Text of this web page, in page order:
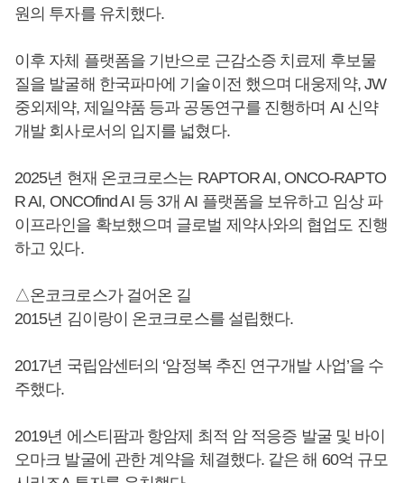
원의 투자를 유치했다.
이후 자체 플랫폼을 기반으로 근감소증 치료제 후보물
질을 발굴해 한국파마에 기술이전 했으며 대웅제약, JW
중외제약, 제일약품 등과 공동연구를 진행하며 AI 신약
개발 회사로서의 입지를 넓혔다.
2025년 현재 온코크로스는 RAPTOR AI, ONCO-RAPTO
R AI, ONCOfind AI 등 3개 AI 플랫폼을 보유하고 임상 파
이프라인을 확보했으며 글로벌 제약사와의 협업도 진행
하고 있다.
△온코크로스가 걸어온 길
2015년 김이랑이 온코크로스를 설립했다.
2017년 국립암센터의 ‘암정복 추진 연구개발 사업’을 수
주했다.
2019년 에스티팜과 항암제 최적 암 적응증 발굴 및 바이
오마크 발굴에 관한 계약을 체결했다. 같은 해 60억 규모